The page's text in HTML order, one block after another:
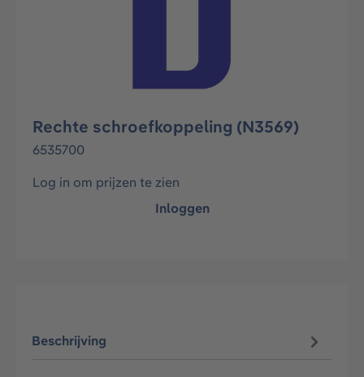
Rechte schroefkoppeling (N3569)
6535700
Log in om prijzen te zien
Inloggen
Beschrijving